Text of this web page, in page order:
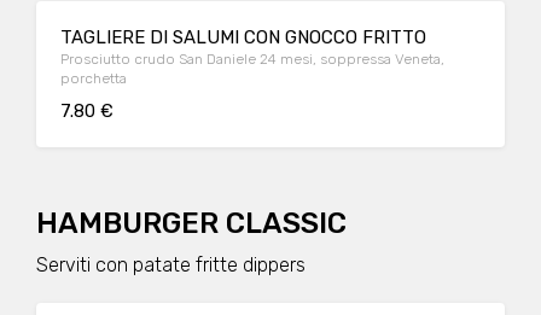
TAGLIERE DI SALUMI CON GNOCCO FRITTO
Prosciutto crudo San Daniele 24 mesi, soppressa Veneta,
porchetta
7.80 €
HAMBURGER CLASSIC
Serviti con patate fritte dippers